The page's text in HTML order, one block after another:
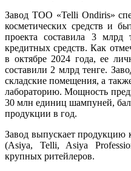
Завод ТОО «Telli Ondiris»
косметических средств и
проекта составила 3 млрд
кредитных средств. Как
в октябре 2024 года, ее
составили 2 млрд тенге.
складские помещения, а
лабораторию. Мощность
30 млн единиц шампуней,
продукции в год.
Завод выпускает продукцию
(Asiya, Telli, Asiya
крупных ритейлеров.